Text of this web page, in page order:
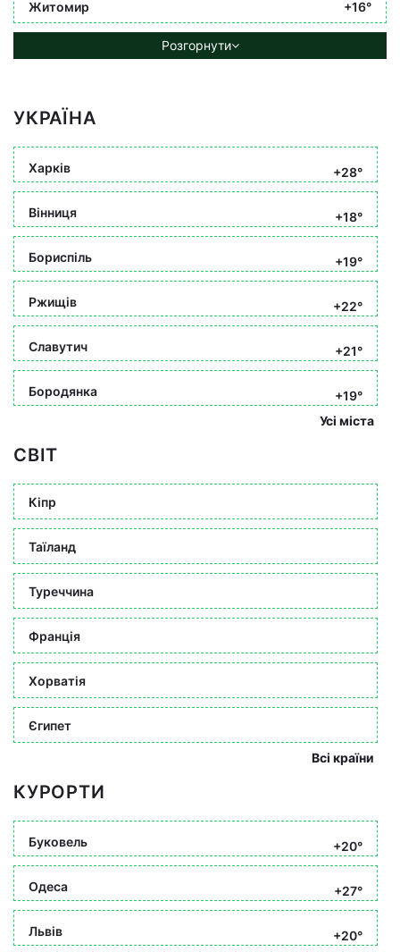
Житомир +16°
Розгорнути
УКРАЇНА
Харків +28°
Вінниця +18°
Бориспіль +19°
Ржищів +22°
Славутич +21°
Бородянка
+19°
Усі міста
СВІТ
Кіпр
Таїланд
Туреччина
Франція
Хорватія
Єгипет
Всі країни
КУРОРТИ
Буковель +20°
Одеса +27°
Львів +20°